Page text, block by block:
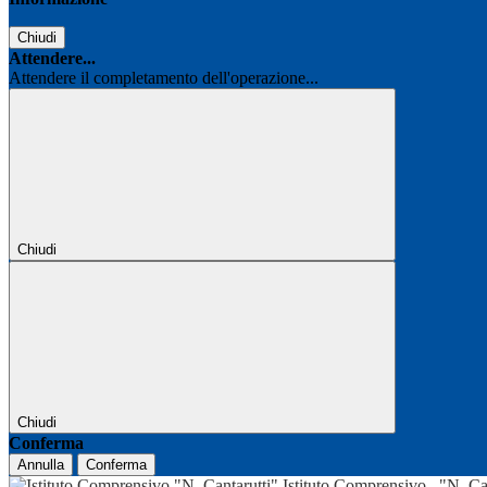
Chiudi
Attendere...
Attendere il completamento dell'operazione...
Chiudi
Chiudi
Conferma
Annulla Conferma